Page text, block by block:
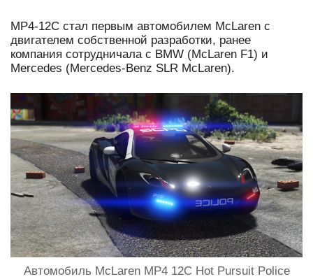
MP4-12C стал первым автомобилем McLaren с
двигателем собственной разработки, ранее
компания сотрудничала с BMW (McLaren F1) и
Mercedes (Mercedes-Benz SLR McLaren).
Автомобиль McLaren MP4 12C Hot Pursuit Police